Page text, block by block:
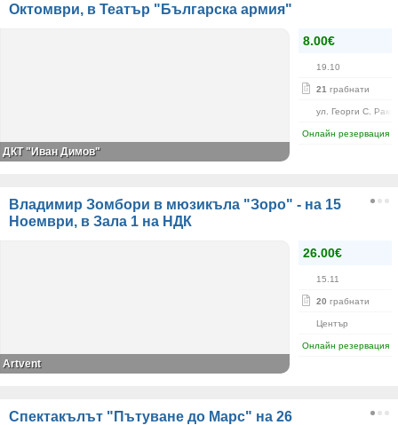
Октомври, в Театър "Българска армия"
8.00€
19.10
21 грабнати
ул. Георги С.
Онлайн резервация
ДКТ "Иван Димов"
Владимир Зомбори в мюзикъла "Зоро" - на 15
Ноември, в Зала 1 на НДК
26.00€
15.11
20 грабнати
Център
Онлайн резервация
Artvent
Спектакълът "Пътуване до Марс" на 26